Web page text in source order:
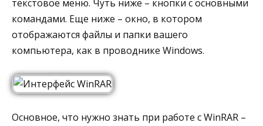
текстовое меню. Чуть ниже – кнопки с основными
командами. Еще ниже – окно, в котором
отображаются файлы и папки вашего
компьютера, как в проводнике Windows.
Основное, что нужно знать при работе с WinRAR –